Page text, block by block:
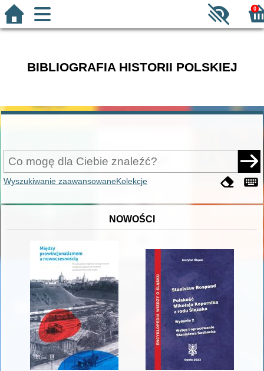
0
BIBLIOGRAFIA HISTORII POLSKIEJ
Wyszukiwanie zaawansowaneKolekcje
NOWOŚCI